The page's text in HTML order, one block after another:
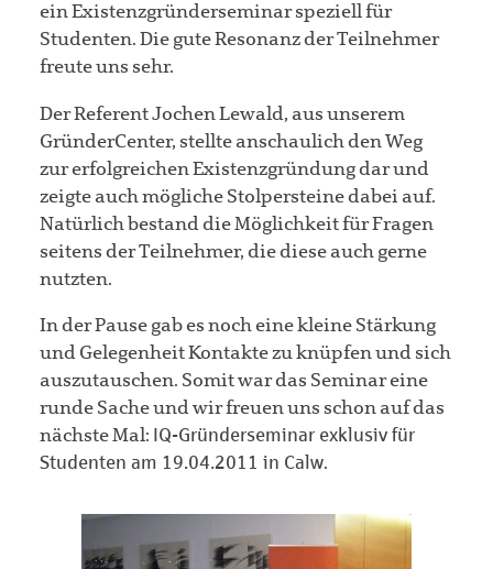
ein Existenzgründerseminar speziell für
Studenten. Die gute Resonanz der Teilnehmer
freute uns sehr.
Der Referent Jochen Lewald, aus unserem
GründerCenter, stellte anschaulich den Weg
zur erfolgreichen Existenzgründung dar und
zeigte auch mögliche Stolpersteine dabei auf.
Natürlich bestand die Möglichkeit für Fragen
seitens der Teilnehmer, die diese auch gerne
nutzten.
In der Pause gab es noch eine kleine Stärkung
und Gelegenheit Kontakte zu knüpfen und sich
auszutauschen. Somit war das Seminar eine
runde Sache und wir freuen uns schon auf das
nächste Mal: IQ-Gründerseminar exklusiv für
Studenten am 19.04.2011 in Calw.